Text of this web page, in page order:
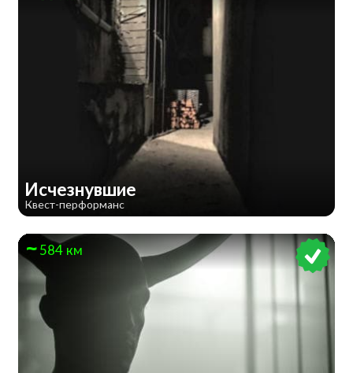
Исчезнувшие
Квест-перформанс
584 км